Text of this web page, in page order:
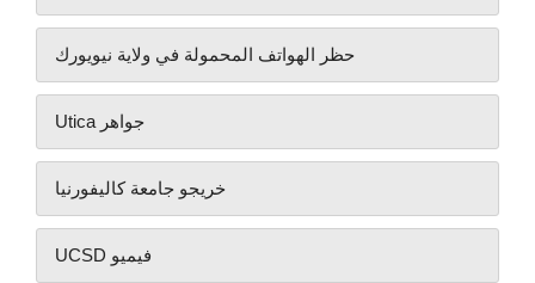
حظر الهواتف المحمولة في ولاية نيويورك
Utica جواهر
خريجو جامعة كاليفورنيا
UCSD فيميو